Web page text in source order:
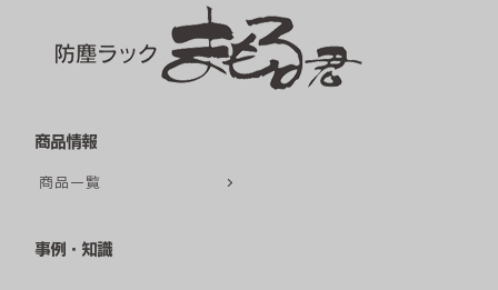
商品情報
商品一覧
事例・知識